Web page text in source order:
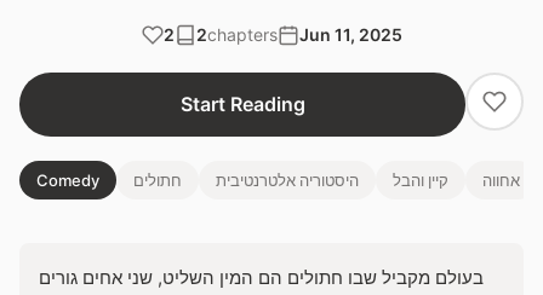
2 2chapters Jun 11, 2025
Start Reading
Comedy חתולים היסטוריה אלטרנטיבית קיין והבל אחווה
בעולם מקביל שבו חתולים הם המין השליט, שני אחים גורים